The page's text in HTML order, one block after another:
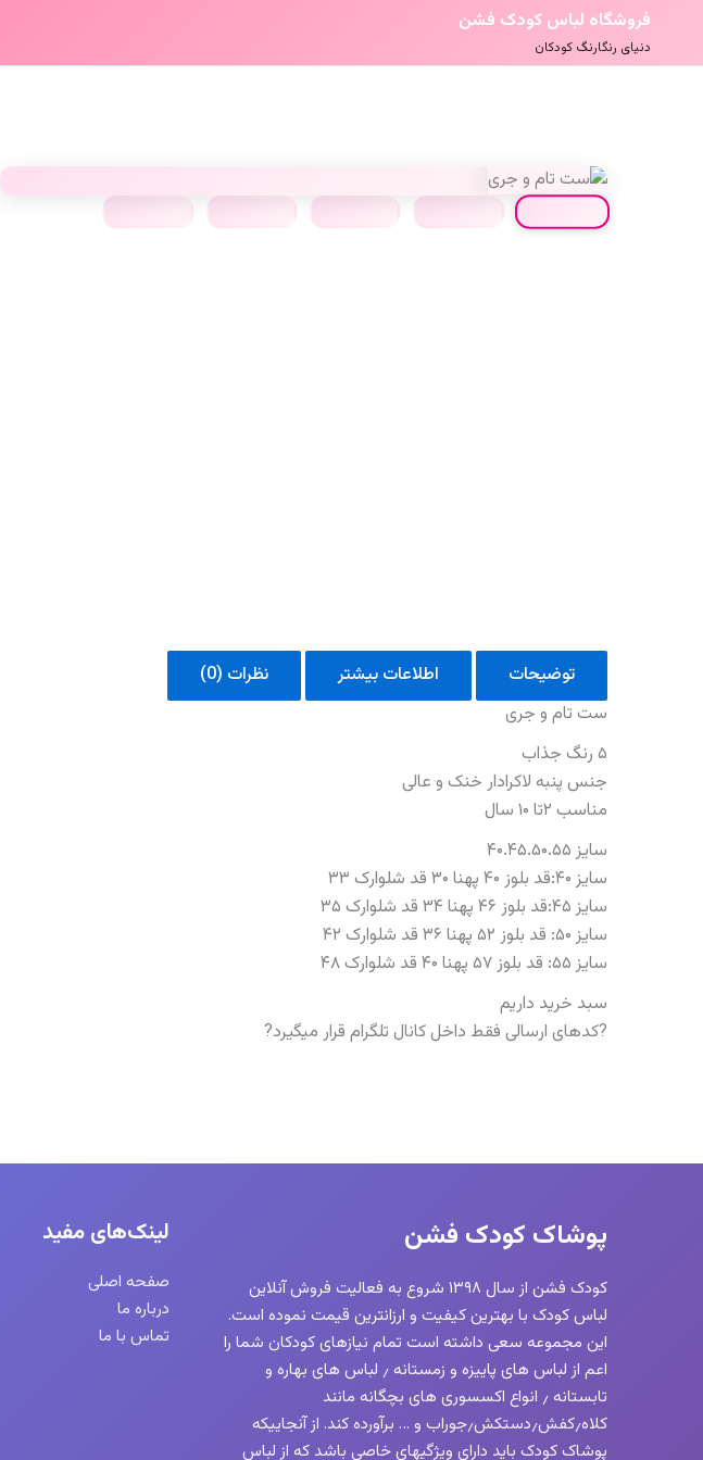
فروشگاه لباس کودک فشن
دنیای رنگارنگ کودکان
توضیحات
اطلاعات بیشتر
نظرات (0)
ست تام و جری
۵ رنگ جذاب
جنس پنبه لاکرادار خنک و عالی
مناسب ۲تا ۱۰ سال
سایز ۴۰.۴۵.۵۰.۵۵
سایز ۴۰:قد بلوز ۴۰ پهنا ۳۰ قد شلوارک ۳۳
سایز ۴۵:قد بلوز ۴۶ پهنا ۳۴ قد شلوارک ۳۵
سایز ۵۰: قد بلوز ۵۲ پهنا ۳۶ قد شلوارک ۴۲
سایز ۵۵: قد بلوز ۵۷ پهنا ۴۰ قد شلوارک ۴۸
سبد خرید داریم
?کدهای ارسالی فقط داخل کانال تلگرام قرار میگیرد?
پوشاک کودک فشن
کودک فشن از سال ۱۳۹۸ شروع به فعالیت فروش آنلاین
لباس کودک با بهترین کیفیت و ارزانترین قیمت نموده است.
این مجموعه سعی داشته است تمام نیازهای کودکان شما را
اعم از لباس های پاییزه و زمستانه ٫ لباس های بهاره و
تابستانه ٫ انواع اکسسوری های بچگانه مانند
کلاه٫کفش٫دستکش٫جوراب و … برآورده کند. از آنجاییکه
پوشاک کودک باید دارای ویژگیهای خاصی باشد که از لباس
لینک‌های مفید
صفحه اصلی
درباره ما
تماس با ما